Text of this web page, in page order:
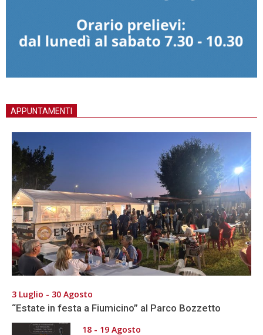
APPUNTAMENTI
3 Luglio - 30 Agosto
“Estate in festa a Fiumicino” al Parco Bozzetto
18 - 19 Agosto